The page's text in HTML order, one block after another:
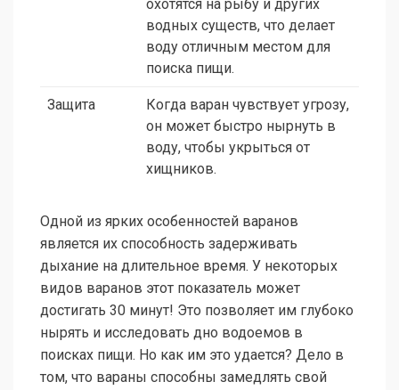
охотятся на рыбу и других
водных существ, что делает
воду отличным местом для
поиска пищи.
Защита
Когда варан чувствует угрозу,
он может быстро нырнуть в
воду, чтобы укрыться от
хищников.
Одной из ярких особенностей варанов
является их способность задерживать
дыхание на длительное время. У некоторых
видов варанов этот показатель может
достигать 30 минут! Это позволяет им глубоко
нырять и исследовать дно водоемов в
поисках пищи. Но как им это удается? Дело в
том, что вараны способны замедлять свой